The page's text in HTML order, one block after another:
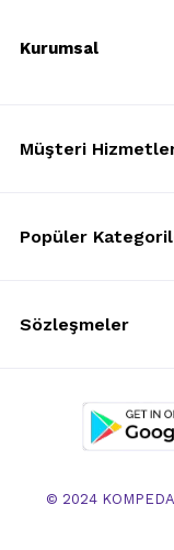
Kurumsal
Müşteri
Popüler
Sözleşmeler
© 2024